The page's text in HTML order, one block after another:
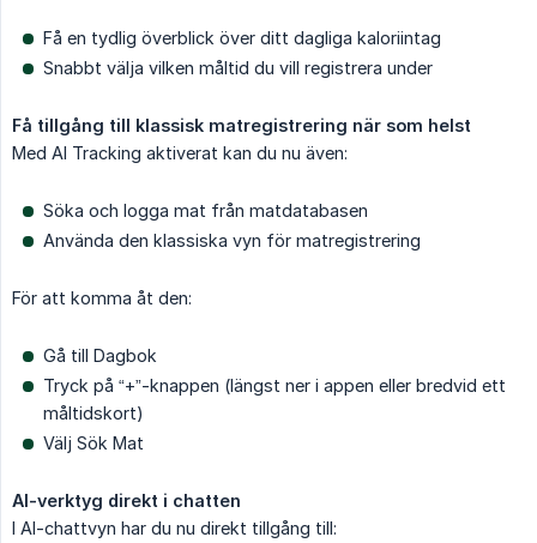
Få en tydlig överblick över ditt dagliga kaloriintag
Snabbt välja vilken måltid du vill registrera under
Få tillgång till klassisk matregistrering när som helst
Med AI Tracking aktiverat kan du nu även:
Söka och logga mat från matdatabasen
Använda den klassiska vyn för matregistrering
För att komma åt den:
Gå till Dagbok
Tryck på “+”-knappen (längst ner i appen eller bredvid ett
måltidskort)
Välj Sök Mat
AI-verktyg direkt i chatten
I AI-chattvyn har du nu direkt tillgång till: